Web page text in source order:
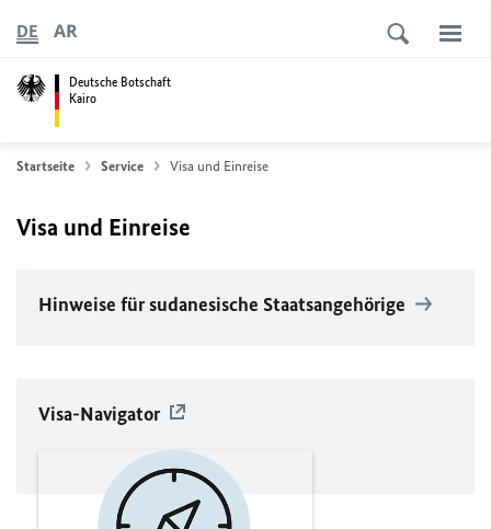
Deutsche Botschaft
Kairo
DE AR
Startseite Service Visa und Einreise
Visa und Einreise
Hinweise für sudanesische Staatsangehörige
Visa-Navigator